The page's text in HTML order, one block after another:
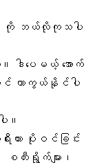
း) ကို ဘယ်လိုကုသပါ
။ ဒါပေမယ့် အောက်
ောင် ကာကွယ်နိုင်ပါ
ါ။
ား ပိုးဝင်ခြင်း
စတီးရွိုက်များ၊